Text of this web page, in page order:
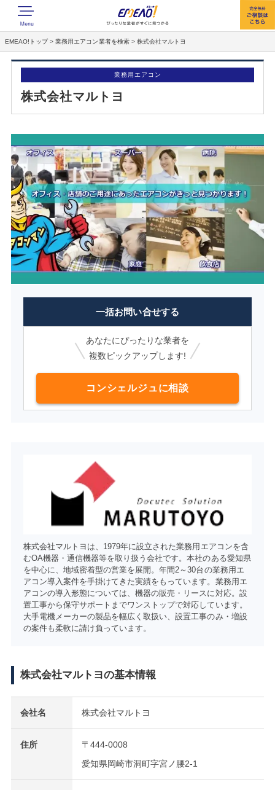
EMEAO!トップ >業務用エアコン業者を検索 > 株式会社マルトヨ
業務用エアコン
株式会社マルトヨ
一括お問い合せする
あなたにぴったりな業者を
複数ピックアップします!
コンシェルジュに相談
株式会社マルトヨは、1979年に設立された業務用エアコンを含
むOA機器・通信機器等を取り扱う会社です。本社のある愛知県
を中心に、地域密着型の営業を展開。年間2～30台の業務用エ
アコン導入案件を手掛けてきた実績をもっています。業務用エ
アコンの導入形態については、機器の販売・リースに対応。設
置工事から保守サポートまでワンストップで対応しています。
大手電機メーカーの製品を幅広く取扱い、設置工事のみ・増設
の案件も柔軟に請け負っています。
株式会社マルトヨの基本情報
会社名 株式会社マルトヨ
住所
〒444-0008
愛知県岡崎市洞町字宮ノ腰2-1